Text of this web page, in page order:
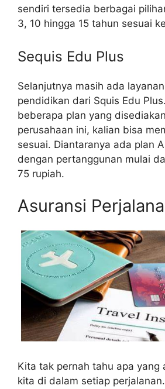
sendiri tersedia berbagai
3, 10 hingga 15 tahun sesuai
Sequis Edu Plus
Selanjutnya masih ada
pendidikan dari Squis Edu
beberapa plan yang
perusahaan ini, kalian bisa
sesuai. Diantaranya ada plan
dengan pertanggunan mulai
75 rupiah.
Asuransi
Kita tak pernah tahu apa yang
kita di dalam setiap